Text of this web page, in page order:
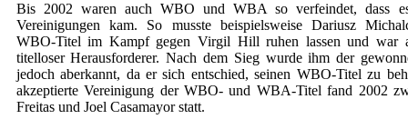
Bis 2002 waren auch WBO und WBA so verfeindet, dass
Vereinigungen kam. So musste beispielsweise Dariusz
WBO-Titel im Kampf gegen Virgil Hill ruhen lassen und war
titelloser Herausforderer. Nach dem Sieg wurde ihm der
jedoch aberkannt, da er sich entschied, seinen WBO-Titel zu
akzeptierte Vereinigung der WBO- und WBA-Titel fand 2002
Freitas und Joel Casamayor statt.